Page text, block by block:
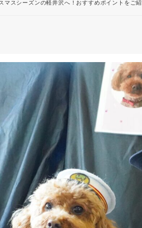
マスシーズンの軽井沢へ！おすすめポイントをご